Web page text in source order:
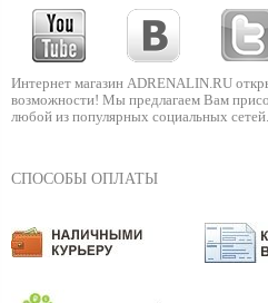
Интернет магазин ADRENALIN.RU
возможности! Мы предлагаем Вам
любой из популярных социальных сетей.
СПОСОБЫ ОПЛАТЫ